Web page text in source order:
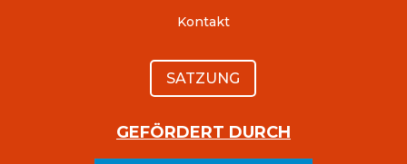
Kontakt
SATZUNG
GEFÖRDERT DURCH